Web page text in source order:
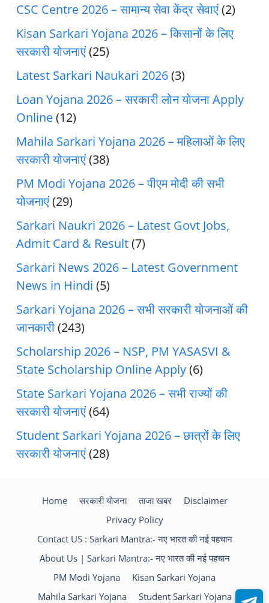
CSC Centre 2026 – सामान्य सेवा केंद्र सेवाएं(2)
Kisan Sarkari Yojana 2026 – किसानों के लिए
सरकारी योजनाएं(25)
Latest Sarkari Naukari 2026(3)
Loan Yojana 2026 – सरकारी लोन योजना Apply
Online(12)
Mahila Sarkari Yojana 2026 – महिलाओं के लिए
सरकारी योजनाएं(38)
PM Modi Yojana 2026 – पीएम मोदी की सभी
योजनाएं(29)
Sarkari Naukri 2026 – Latest Govt Jobs,
Admit Card & Result(7)
Sarkari News 2026 – Latest Government
News in Hindi (5)
Sarkari Yojana 2026 – सभी सरकारी योजनाओं की
जानकारी(243)
Scholarship 2026 – NSP, PM YASASVI &
State Scholarship Online Apply(6)
State Sarkari Yojana 2026 – सभी राज्यों की
सरकारी योजनाएं(64)
Student Sarkari Yojana 2026 – छात्रों के लिए
सरकारी योजनाएं(28)
Home सरकारी योजना ताजा खबर
Disclaimer
Privacy Policy
Contact US : Sarkari Mantra:- नए भारत की नई पहचान
About Us | Sarkari Mantra:- नए भारत की नई पहचान
PM Modi Yojana
Kisan Sarkari Yojana
Mahila Sarkari Yojana
Student Sarkari Yojana